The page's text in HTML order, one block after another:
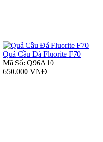
Quả Cầu Đá Fluorite F70
Mã Số: Q96A10
650.000 VNĐ